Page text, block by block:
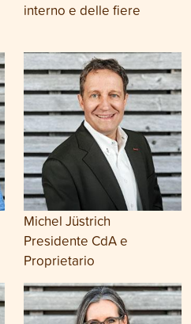
interno e delle fiere
Michel Jüstrich
Presidente CdA e
Proprietario